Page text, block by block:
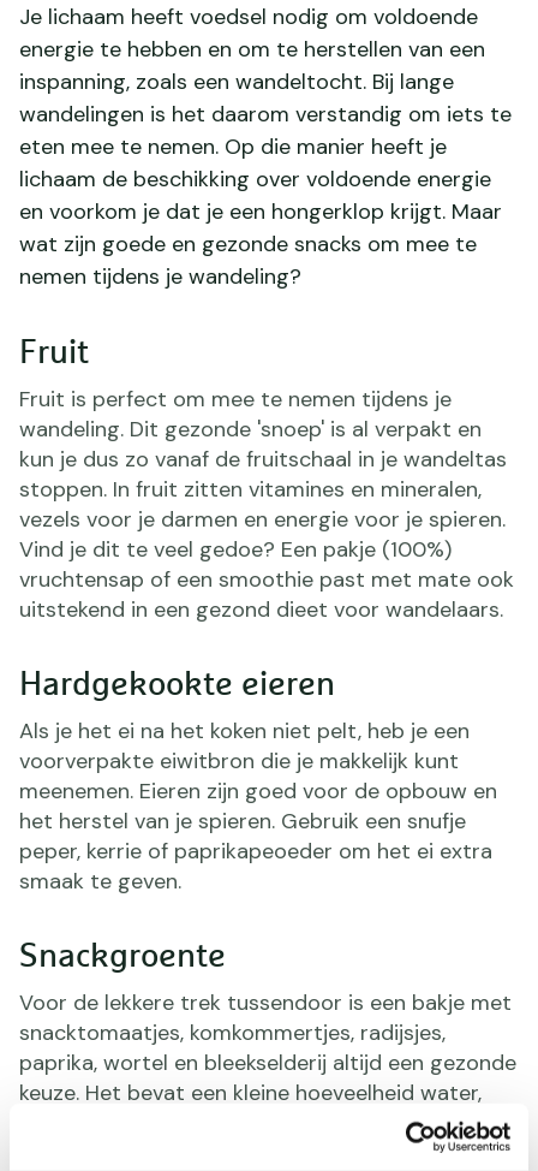
Je lichaam heeft voedsel nodig om voldoende
energie te hebben en om te herstellen van een
inspanning, zoals een wandeltocht. Bij lange
wandelingen is het daarom verstandig om iets te
eten mee te nemen. Op die manier heeft je
lichaam de beschikking over voldoende energie
en voorkom je dat je een hongerklop krijgt. Maar
wat zijn goede en gezonde snacks om mee te
nemen tijdens je wandeling?
Fruit
Fruit is perfect om mee te nemen tijdens je
wandeling. Dit gezonde 'snoep' is al verpakt en
kun je dus zo vanaf de fruitschaal in je wandeltas
stoppen. In fruit zitten vitamines en mineralen,
vezels voor je darmen en energie voor je spieren.
Vind je dit te veel gedoe? Een pakje (100%)
vruchtensap of een smoothie past met mate ook
uitstekend in een gezond dieet voor wandelaars.
Hardgekookte eieren
Als je het ei na het koken niet pelt, heb je een
voorverpakte eiwitbron die je makkelijk kunt
meenemen. Eieren zijn goed voor de opbouw en
het herstel van je spieren. Gebruik een snufje
peper, kerrie of paprikapeoeder om het ei extra
smaak te geven.
Snackgroente
Voor de lekkere trek tussendoor is een bakje met
snacktomaatjes, komkommertjes, radijsjes,
paprika, wortel en bleekselderij altijd een gezonde
keuze. Het bevat een kleine hoeveelheid water,
veel vitamines, mineralen, vezels en het bevat
nagenoeg geen calorieën, vetten of zout. Voor